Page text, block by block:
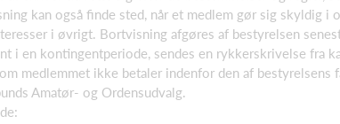
kan også finde sted, når et medlem gør sig skyldig
i øvrigt. Bortvisning afgøres af bestyrelsen
i en kontingentperiode, sendes en rykkerskrivelse fra
medlemmet ikke betaler indenfor den af
Amatør- og Ordensudvalg.